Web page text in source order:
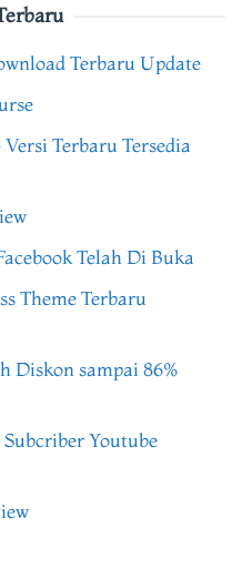
Terbaru Update
Terbaru Tersedia
Telah Di Buka
Theme Terbaru
Diskon sampai 86%
Youtube